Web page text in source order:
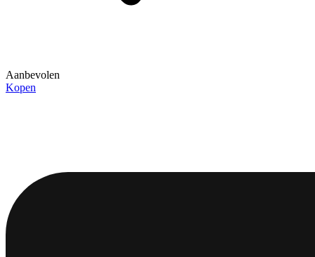
Aanbevolen
Kopen